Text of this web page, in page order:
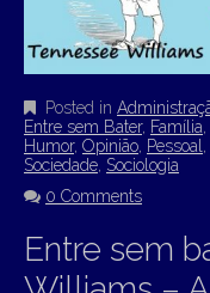
Posted in
Entre sem Bater, Família
Humor, Opinião Pessoal
Sociedade Sociologia
0 Comments
Entre sem